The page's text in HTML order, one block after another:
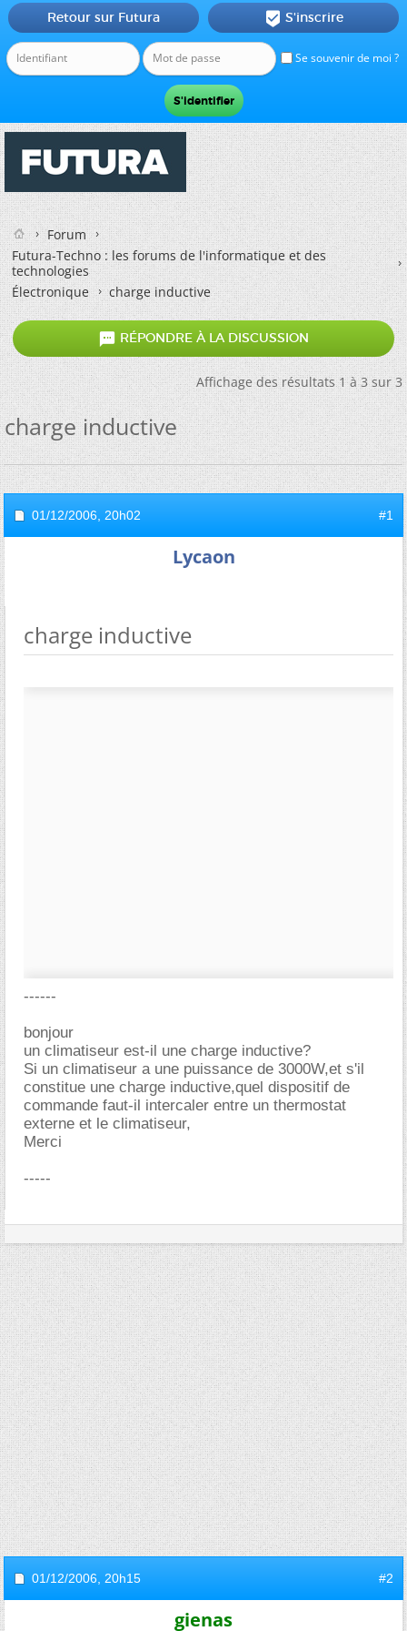
Se souvenir de moi ?
Retour sur Futura  S'inscrire
Forum
Futura-Techno : les forums de l'informatique et des
technologies
Électronique
charge inductive
 RÉPONDRE À LA DISCUSSION
Affichage des résultats 1 à 3 sur 3
charge inductive
01/12/2006, 20h02 #1
Lycaon
charge inductive
------
bonjour
un climatiseur est-il une charge inductive?
Si un climatiseur a une puissance de 3000W,et s'il
constitue une charge inductive,quel dispositif de
commande faut-il intercaler entre un thermostat
externe et le climatiseur,
Merci
-----
01/12/2006, 20h15 #2
gienas